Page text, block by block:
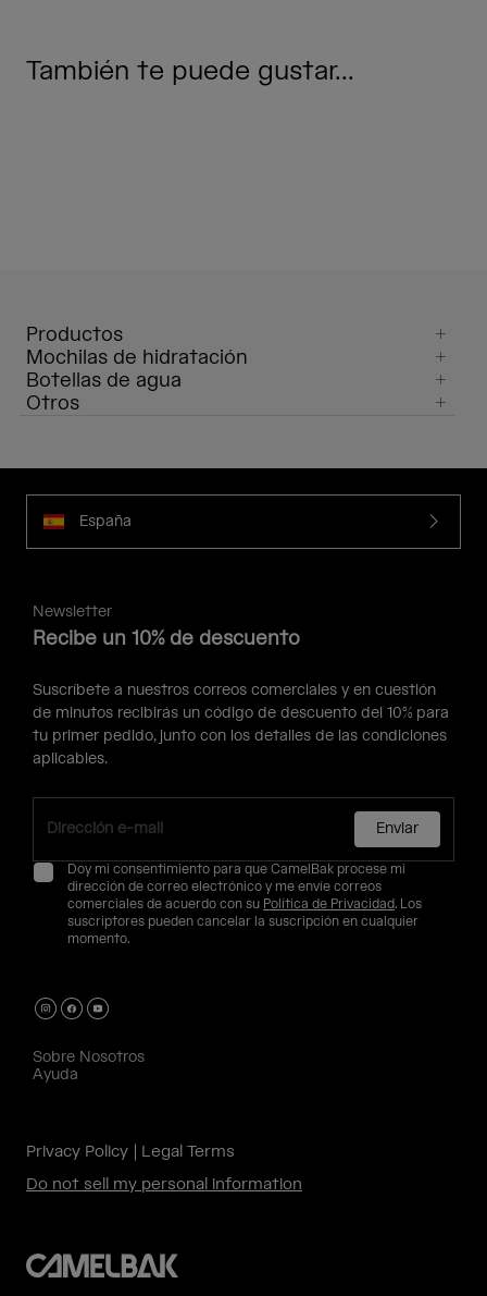
También te puede gustar...
Productos
Mochilas de hidratación
Botellas de agua
Otros
España
Newsletter
Recibe un 10% de descuento
Suscríbete a nuestros correos comerciales y en cuestión
de minutos recibirás un código de descuento del 10% para
tu primer pedido, junto con los detalles de las condiciones
aplicables.
Enviar
Doy mi consentimiento para que CamelBak procese mi
dirección de correo electrónico y me envíe correos
comerciales de acuerdo con su Política de Privacidad. Los
suscriptores pueden cancelar la suscripción en cualquier
momento.
Sobre Nosotros
Ayuda
Privacy Policy
Legal Terms
Do not sell my personal information